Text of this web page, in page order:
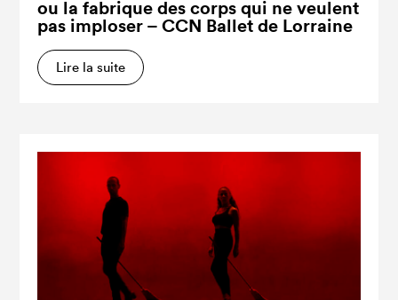
ou la fabrique des corps qui ne veulent
pas imploser – CCN Ballet de Lorraine
Lire la suite